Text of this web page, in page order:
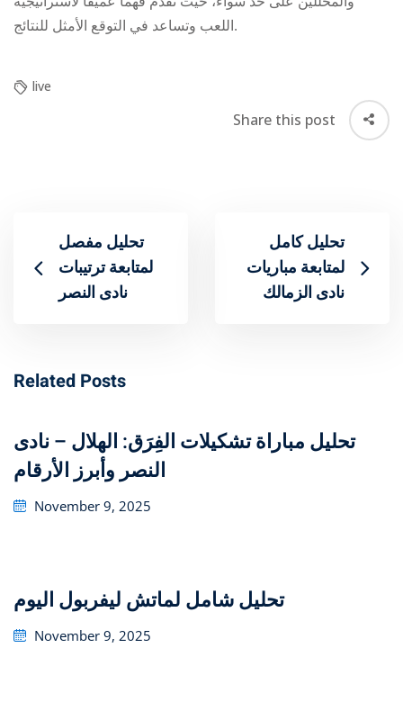
اللعب وتساعد في التوقع الأمثل للنتائج.
live
Share this post
تحليل مفصل
لمتابعة ترتيبات
نادى النصر
تحليل كامل
لمتابعة مباريات
‎نادى الزمالك
Related Posts
تحليل مباراة تشكيلات الفِرَق: الهلال – نادى
النصر وأبرز الأرقام
Posted
November 9, 2025
تحليل شامل لماتش ليفربول اليوم
Posted
November 9, 2025